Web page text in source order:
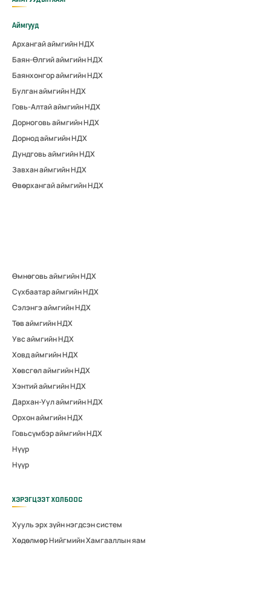
Аймгууд
Архангай аймгийн НДХ
Баян-Өлгий аймгийн НДХ
Баянхонгор аймгийн НДХ
Булган аймгийн НДХ
Говь-Алтай аймгийн НДХ
Дорноговь аймгийн НДХ
Дорнод аймгийн НДХ
Дундговь аймгийн НДХ
Завхан аймгийн НДХ
Өвөрхангай аймгийн НДХ
Өмнөговь аймгийн НДХ
Сүхбаатар аймгийн НДХ
Сэлэнгэ аймгийн НДХ
Төв аймгийн НДХ
Увс аймгийн НДХ
Ховд аймгийн НДХ
Хөвсгөл аймгийн НДХ
Хэнтий аймгийн НДХ
Дархан-Уул аймгийн НДХ
Орхон аймгийн НДХ
Говьсүмбэр аймгийн НДХ
Нүүр
Нүүр
ХЭРЭГЦЭЭТ ХОЛБООС
Хууль эрх зүйн нэгдсэн систем
Хөдөлмөр Нийгмийн Хамгааллын яам